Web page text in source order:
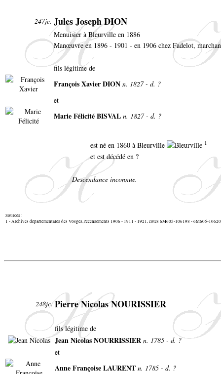
247jc. Jules Joseph DION
Menuisier à Bleurville en 1886
Manœuvre en 1896 - 1901 - en 1906 chez Fadelot,
fils légitime de
François Xavier DION n. 1827 - d. ?
et
Marie Félicité BISVAL n. 1827 - d. ?
est né en 1860 à Bleurville 1
et est décédé en ?
Descendance inconnue.
Sources :
1 - Archives départementales des Vosges, recensements 1906 - 1911 - 1921, cotes 6M605-106198 - 6M605-
248jc. Pierre Nicolas NOURISSIER
fils légitime de
Jean Nicolas NOURRISSIER n. 1785 - d. ?
et
Anne Françoise LAURENT n. 1785 - d. ?